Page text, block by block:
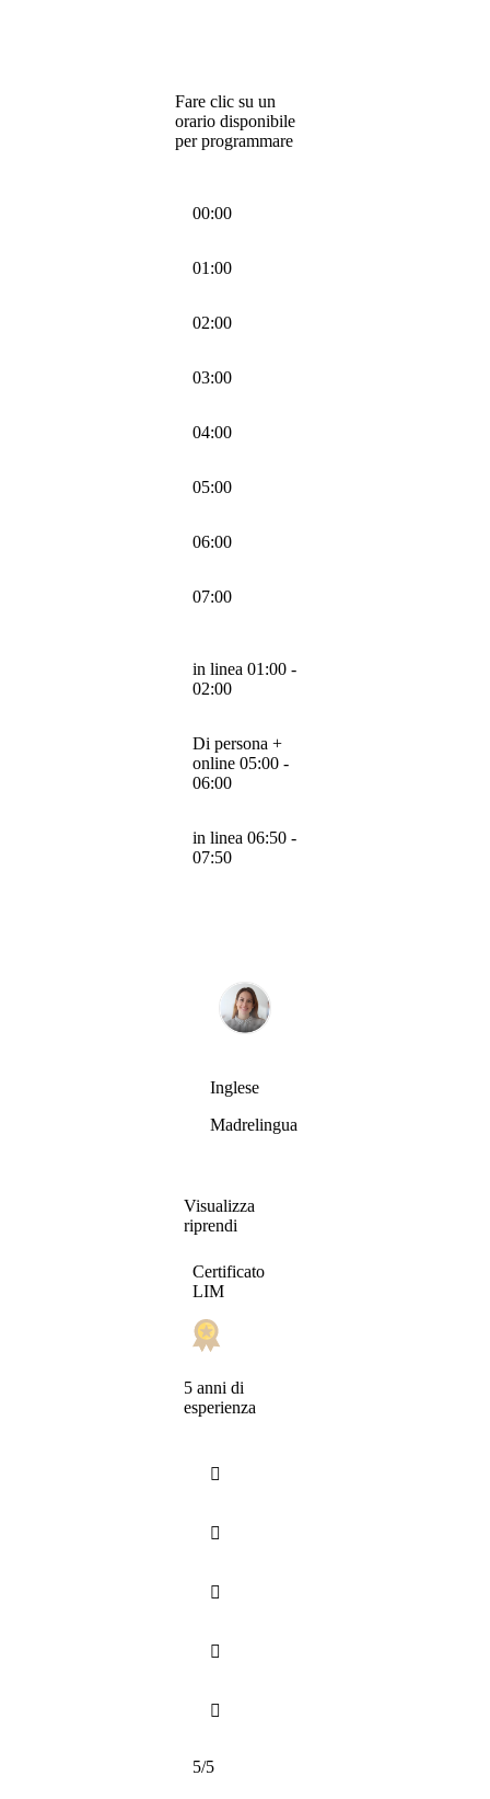
Fare clic su un
orario disponibile
per programmare
00:00
01:00
02:00
03:00
04:00
05:00
06:00
07:00
in linea 01:00 -
02:00
Di persona +
online 05:00 -
06:00
in linea 06:50 -
07:50
Inglese
Madrelingua
Visualizza
riprendi
Certificato
LIM
5 anni di
esperienza





5/5